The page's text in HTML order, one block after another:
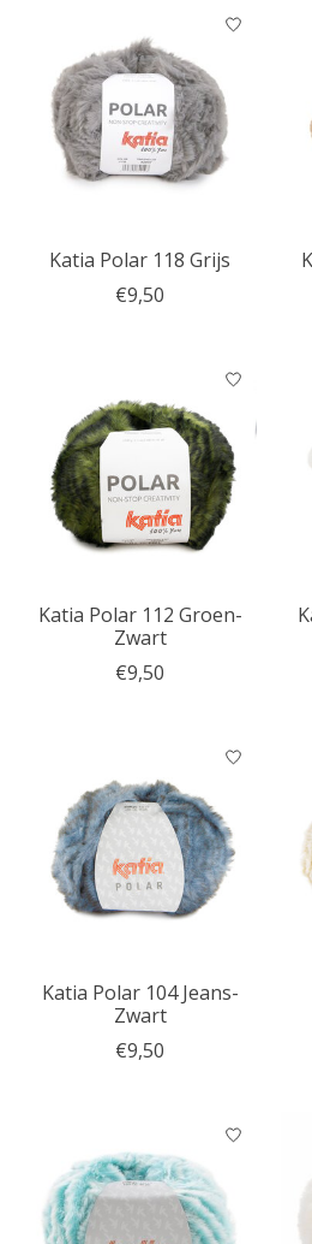
Katia Polar 118 Grijs
€9,50
Katia Polar 112 Groen-
Zwart
€9,50
Katia Polar 104 Jeans-
Zwart
€9,50